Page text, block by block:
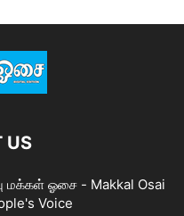
US
ஓசை - Makkal Osai
Voice